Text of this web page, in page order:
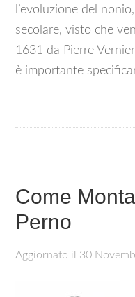
l’evoluzione del
secolare, visto che
1631 da Pierre
è importante
Come
Perno
Aggiornato il 30